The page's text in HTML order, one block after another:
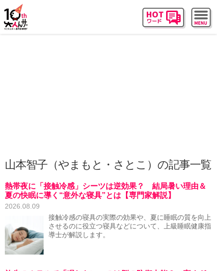
山本智子（やまもと・さとこ）の記事一覧
熱帯夜に「接触冷感」シーツは逆効果？ 結局暑い理由＆
夏の快眠に導く“意外な寝具”とは【専門家解説】
2026.08.09
接触冷感の寝具の実際の効果や、夏に睡眠の質を向上
させるのに役立つ寝具などについて、上級睡眠健康指
導士が解説します。